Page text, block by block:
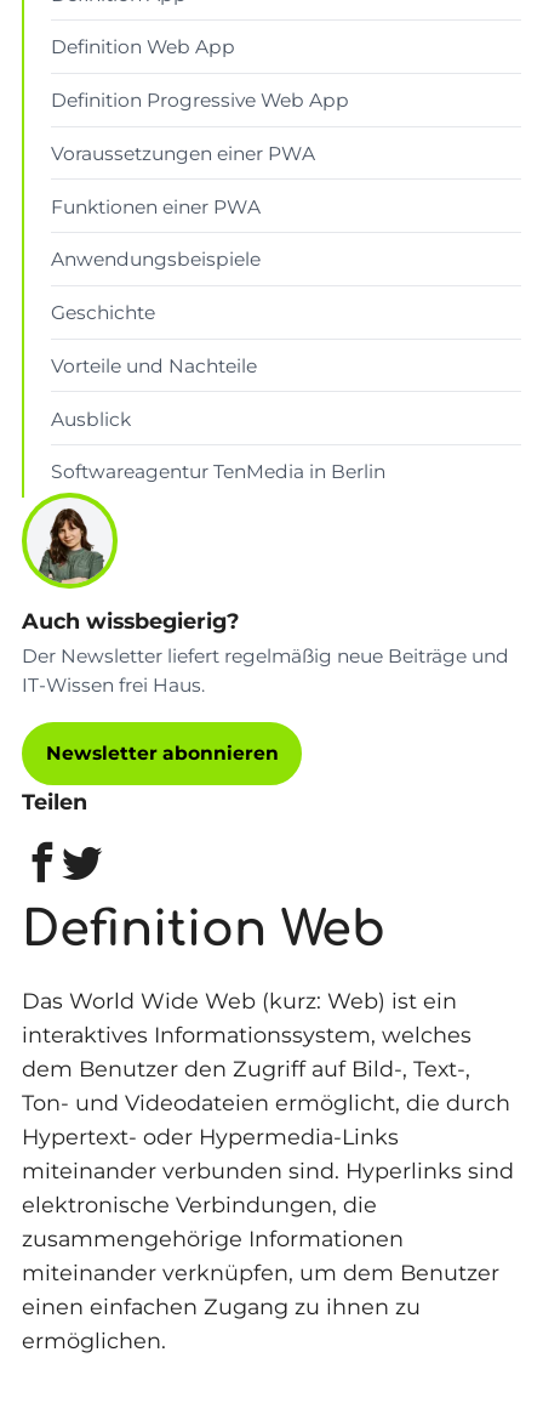
Definition Web App
Definition Progressive Web App
Voraussetzungen einer PWA
Funktionen einer PWA
Anwendungsbeispiele
Geschichte
Vorteile und Nachteile
Ausblick
Softwareagentur TenMedia in Berlin
Auch wissbegierig?
Der Newsletter liefert regelmäßig neue Beiträge und
IT-Wissen frei Haus.
Newsletter abonnieren
Teilen
Definition Web
Das World Wide Web (kurz: Web) ist ein
interaktives Informationssystem, welches
dem Benutzer den Zugriff auf Bild-, Text-,
Ton- und Videodateien ermöglicht, die durch
Hypertext- oder Hypermedia-Links
miteinander verbunden sind. Hyperlinks sind
elektronische Verbindungen, die
zusammengehörige Informationen
miteinander verknüpfen, um dem Benutzer
einen einfachen Zugang zu ihnen zu
ermöglichen.